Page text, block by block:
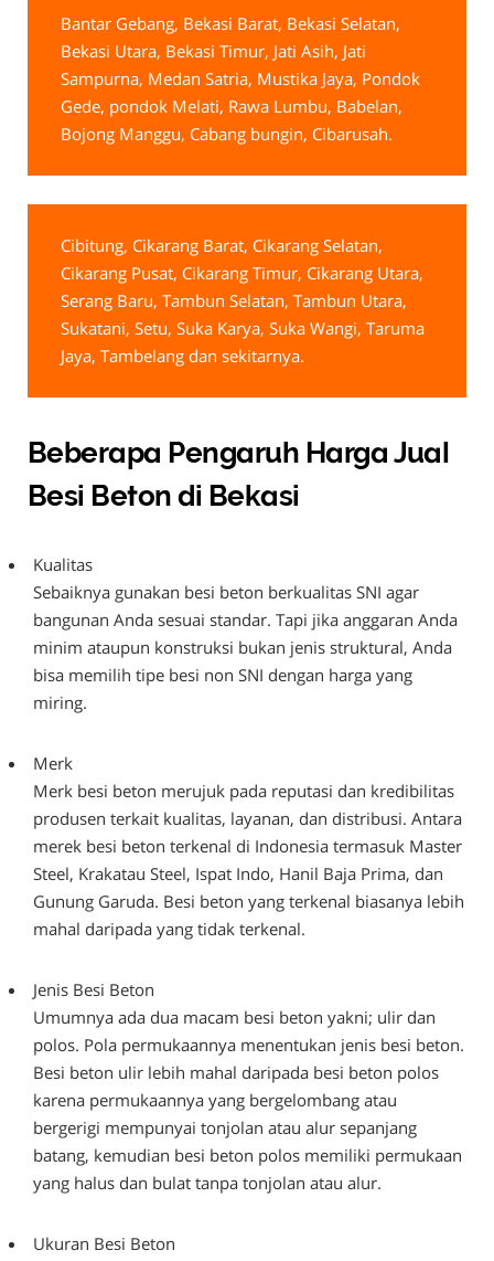
Bantar Gebang, Bekasi Barat, Bekasi Selatan,
Bekasi Utara, Bekasi Timur, Jati Asih, Jati
Sampurna, Medan Satria, Mustika Jaya, Pondok
Gede, pondok Melati, Rawa Lumbu, Babelan,
Bojong Manggu, Cabang bungin, Cibarusah.
Cibitung, Cikarang Barat, Cikarang Selatan,
Cikarang Pusat, Cikarang Timur, Cikarang Utara,
Serang Baru, Tambun Selatan, Tambun Utara,
Sukatani, Setu, Suka Karya, Suka Wangi, Taruma
Jaya, Tambelang dan sekitarnya.
Beberapa Pengaruh Harga Jual
Besi Beton di Bekasi
Kualitas
Sebaiknya gunakan besi beton berkualitas SNI agar
bangunan Anda sesuai standar. Tapi jika anggaran Anda
minim ataupun konstruksi bukan jenis struktural, Anda
bisa memilih tipe besi non SNI dengan harga yang
miring.
Merk
Merk besi beton merujuk pada reputasi dan kredibilitas
produsen terkait kualitas, layanan, dan distribusi. Antara
merek besi beton terkenal di Indonesia termasuk Master
Steel, Krakatau Steel, Ispat Indo, Hanil Baja Prima, dan
Gunung Garuda. Besi beton yang terkenal biasanya lebih
mahal daripada yang tidak terkenal.
Jenis Besi Beton
Umumnya ada dua macam besi beton yakni; ulir dan
polos. Pola permukaannya menentukan jenis besi beton.
Besi beton ulir lebih mahal daripada besi beton polos
karena permukaannya yang bergelombang atau
bergerigi mempunyai tonjolan atau alur sepanjang
batang, kemudian besi beton polos memiliki permukaan
yang halus dan bulat tanpa tonjolan atau alur.
Ukuran Besi Beton